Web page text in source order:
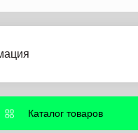
Каталог товаров